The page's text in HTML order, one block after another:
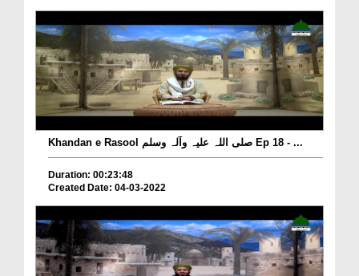
Khandan e Rasool صلی اللہ علیہ وآلہ وسلم Ep 18 - ...
Duration: 00:23:48
Created Date: 04-03-2022